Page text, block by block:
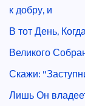
к добру, и
В тот День,
Великого
Скажи:
Лишь Он